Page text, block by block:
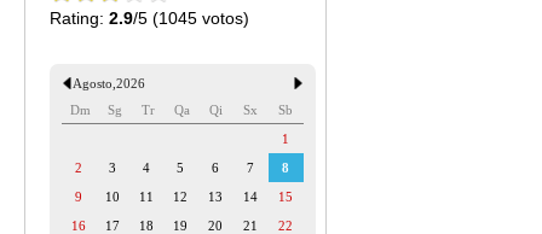
Rating: 2.9/5 (1045 votos)
Agosto 2026
Dm
Sg Tr Qa Qi Sx
Sb
1
2
3 4 5 6 7
8
9
10 11 12 13 14
15
16
17 18 19 20 21
22